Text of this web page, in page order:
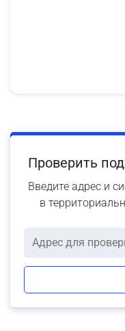
Проверить
Введите адрес и
в